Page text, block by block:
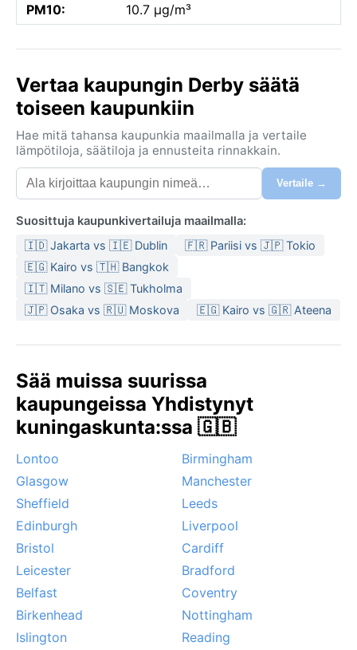
PM10:
10.7 µg/m³
Vertaa kaupungin Derby säätä
toiseen kaupunkiin
Hae mitä tahansa kaupunkia maailmalla ja vertaile
lämpötiloja, säätiloja ja ennusteita rinnakkain.
Vertaile →
Suosittuja kaupunkivertailuja maailmalla:
🇮🇩 Jakarta vs 🇮🇪 Dublin
🇫🇷 Pariisi vs 🇯🇵 Tokio
🇪🇬 Kairo vs 🇹🇭 Bangkok
🇮🇹 Milano vs 🇸🇪 Tukholma
🇯🇵 Osaka vs 🇷🇺 Moskova
🇪🇬 Kairo vs 🇬🇷 Ateena
Sää muissa suurissa
kaupungeissa Yhdistynyt
kuningaskunta:ssa 🇬🇧
Lontoo
Birmingham
Glasgow
Manchester
Sheffield
Leeds
Edinburgh
Liverpool
Bristol
Cardiff
Leicester
Bradford
Belfast
Coventry
Birkenhead
Nottingham
Islington
Reading